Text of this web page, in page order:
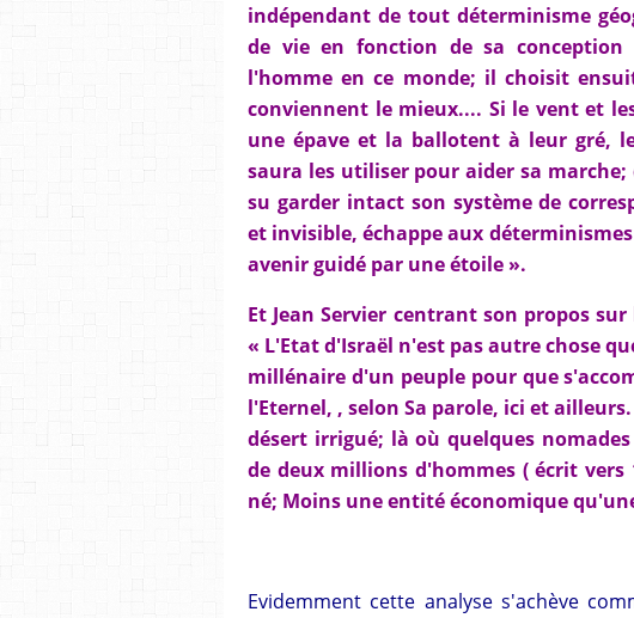
indépendant de tout déterminisme
de vie en fonction de sa
l'homme en ce monde; il choisit
conviennent le mieux.... Si le vent et
une épave et la ballotent à leur gré,
saura les utiliser pour aider sa
su garder intact son système de
et invisible, échappe aux
avenir guidé par une étoile ».
Et Jean Servier centrant son propos
« L'Etat d'Israël n'est pas autre chose
millénaire d'un peuple pour que
l'Eternel, , selon Sa parole, ici et
désert irrigué; là où quelques
de deux millions d'hommes ( écrit vers
né; Moins une entité économique
Evidemment cette analyse s'achève